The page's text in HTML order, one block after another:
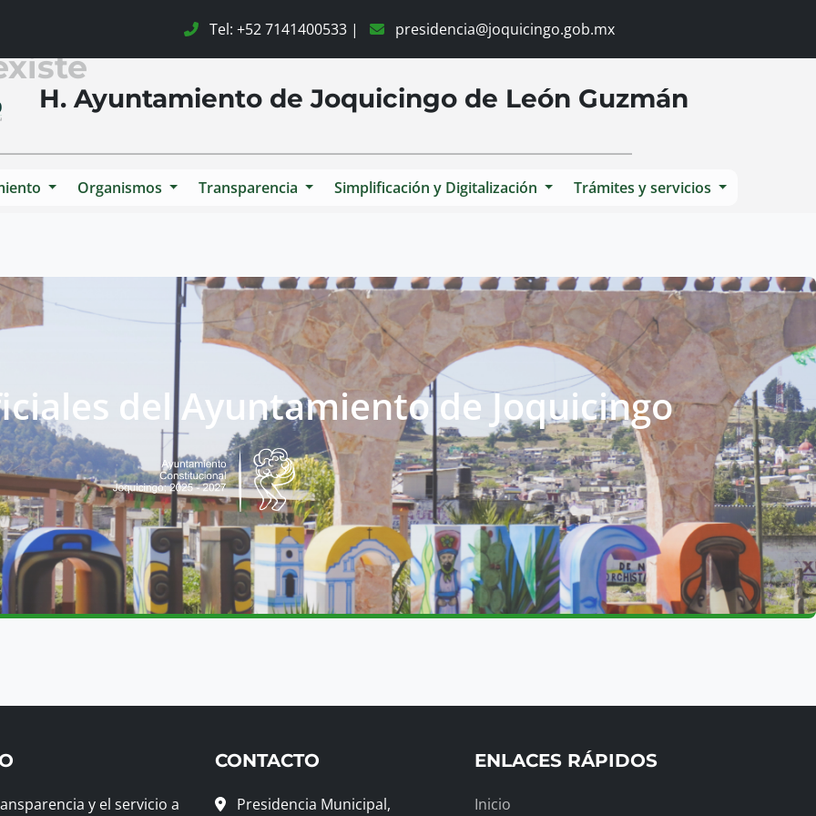
Tel: +52 7141400533 | presidencia@joquicingo.gob.mx
H. Ayuntamiento de Joquicingo de León Guzmán
Organismos Transparencia Simplificación y Digitalización Trámites y servicios
del Ayuntamiento de Joquicingo
y el servicio a
CONTACTO
Presidencia Municipal,
ENLACES RÁPIDOS
Inicio